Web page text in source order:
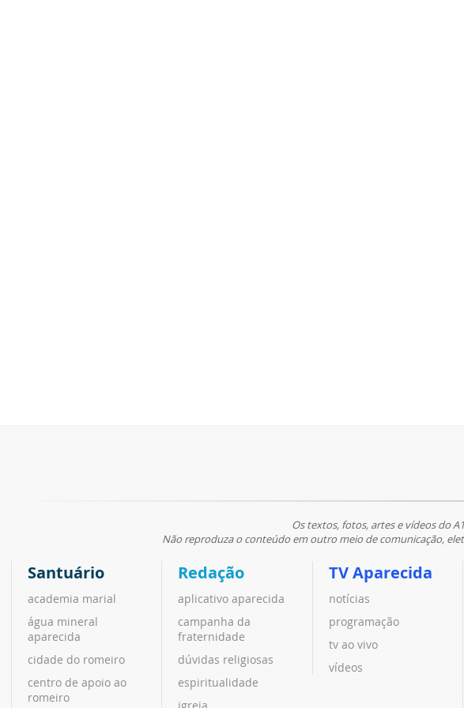
Os textos, fotos, artes e vídeos do
Não reproduza o conteúdo em outro meio de comunicação,
Santuário
academia marial
água mineral
aparecida
cidade do romeiro
centro de apoio ao
romeiro
Redação
aplicativo aparecida
campanha da
fraternidade
dúvidas religiosas
espiritualidade
igreja
TV Aparecida
notícias
programação
tv ao vivo
vídeos